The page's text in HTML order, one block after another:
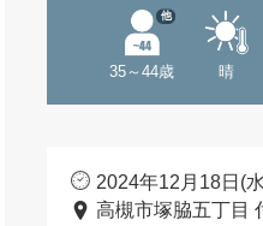
35～44歳
他
晴
2024年12月18日(
高槻市塚脇五丁目